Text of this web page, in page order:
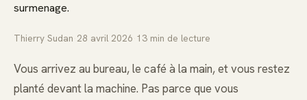
surmenage.
Thierry Sudan 28 avril 2026 13 min de lecture
Vous arrivez au bureau, le café à la main, et vous restez
planté devant la machine. Pas parce que vous